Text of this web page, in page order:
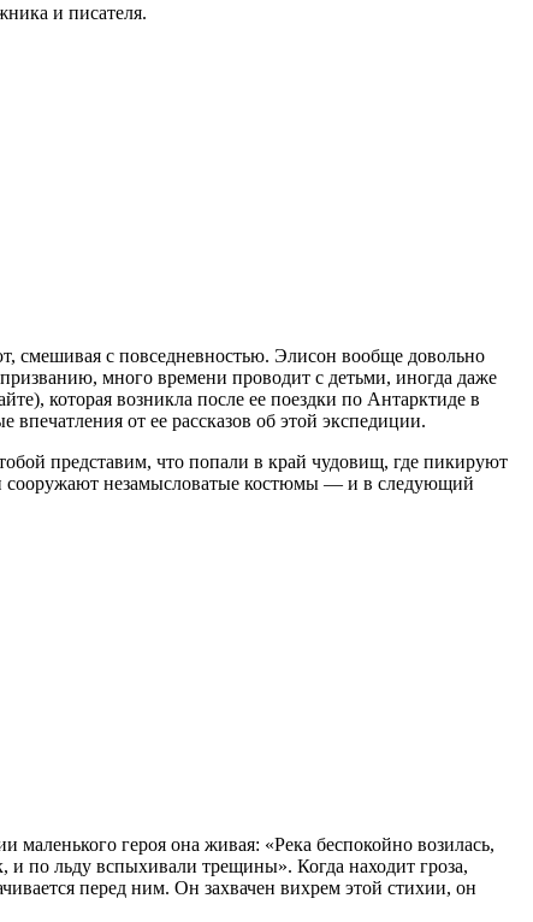
и писателя.
смешивая с повседневностью. Элисон вообще довольно
много времени проводит с детьми, иногда даже
которая возникла после ее поездки по Антарктиде в
впечатления от ее рассказов об этой экспедиции.
представим, что попали в край чудовищ, где пикируют
сооружают незамысловатые костюмы — и в следующий
героя она живая: «Река беспокойно возилась,
и по льду вспыхивали трещины». Когда находит гроза,
перед ним. Он захвачен вихрем этой стихии, он